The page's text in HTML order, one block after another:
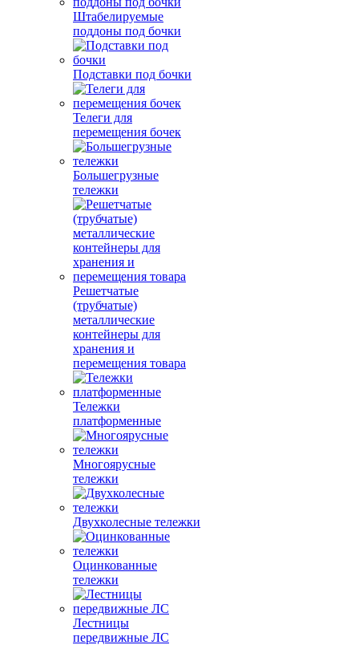
Штабелируемые
поддоны под бочки
Подставки под бочки
Телеги для
перемещения бочек
Большегрузные
тележки
Решетчатые
(трубчатые)
металлические
контейнеры для
хранения и
перемещения товара
Тележки
платформенные
Многоярусные
тележки
Двухколесные тележки
Оцинкованные
тележки
Лестницы
передвижные ЛС